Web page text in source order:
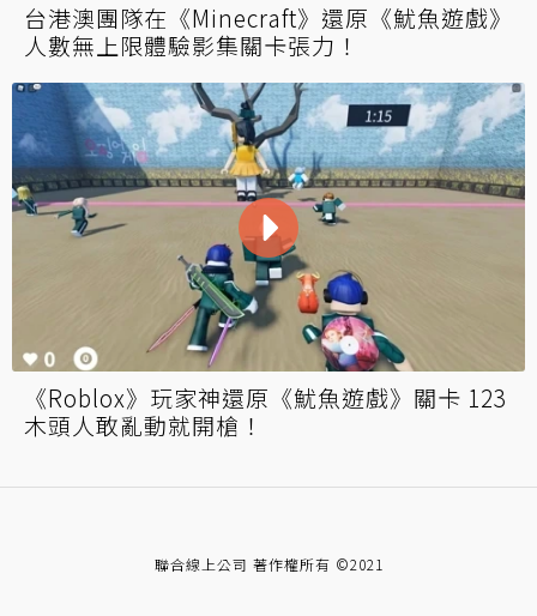
台港澳團隊在《Minecraft》還原《魷魚遊戲》
人數無上限體驗影集關卡張力！
《Roblox》玩家神還原《魷魚遊戲》關卡 123
木頭人敢亂動就開槍！
聯合線上公司 著作權所有 ©2021